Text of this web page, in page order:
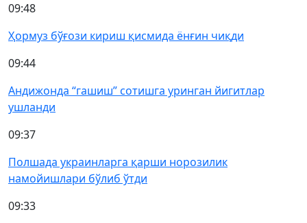
09:48
Ҳормуз бўғози кириш қисмида ёнғин чиқди
09:44
Андижонда “гашиш” сотишга уринган йигитлар
ушланди
09:37
Полшада украинларга қарши норозилик
намойишлари бўлиб ўтди
09:33